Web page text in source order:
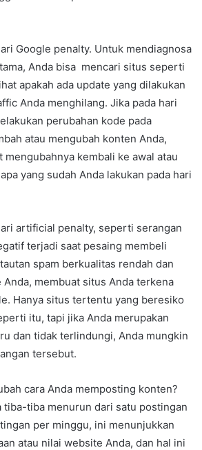
Google penalty. Untuk mendiagnosa
Anda bisa mencari situs seperti
apakah ada update yang dilakukan
Anda menghilang. Jika pada hari
perubahan kode pada
atau mengubah konten Anda,
mengubahnya kembali ke awal atau
yang sudah Anda lakukan pada hari
artificial penalty, seperti serangan
terjadi saat pesaing membeli
spam berkualitas rendah dan
Anda, membuat situs Anda terkena
Hanya situs tertentu yang beresiko
itu, tapi jika Anda merupakan
dan tidak terlindungi, Anda mungkin
tersebut.
cara Anda memposting konten?
tiba-tiba menurun dari satu postingan
per minggu, ini menunjukkan
atau nilai website Anda, dan hal ini